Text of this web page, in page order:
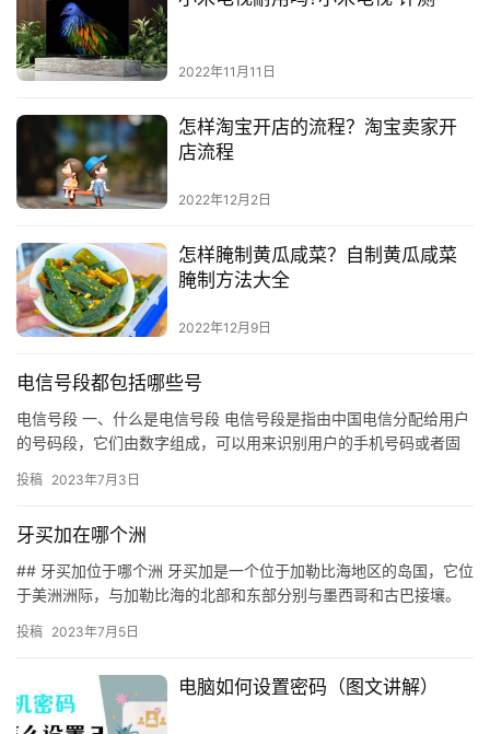
2022年11月11日
怎样淘宝开店的流程？淘宝卖家开
店流程
2022年12月2日
怎样腌制黄瓜咸菜？自制黄瓜咸菜
腌制方法大全
2022年12月9日
电信号段都包括哪些号
电信号段 一、什么是电信号段 电信号段是指由中国电信分配给用户
的号码段，它们由数字组成，可以用来识别用户的手机号码或者固
投稿 2023年7月3日
牙买加在哪个洲
## 牙买加位于哪个洲 牙买加是一个位于加勒比海地区的岛国，它位
于美洲洲际，与加勒比海的北部和东部分别与墨西哥和古巴接壤。
投稿 2023年7月5日
电脑如何设置密码（图文讲解）